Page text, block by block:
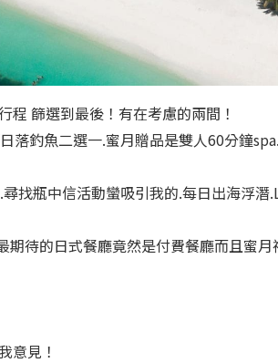
程 篩選到最後！有在考慮的兩間！
落釣魚二選一.蜜月贈品是雙人60分鐘
找瓶中信活動蠻吸引我的.每日出海浮潛
期待的日式餐廳竟然是付費餐廳而且蜜
意見！